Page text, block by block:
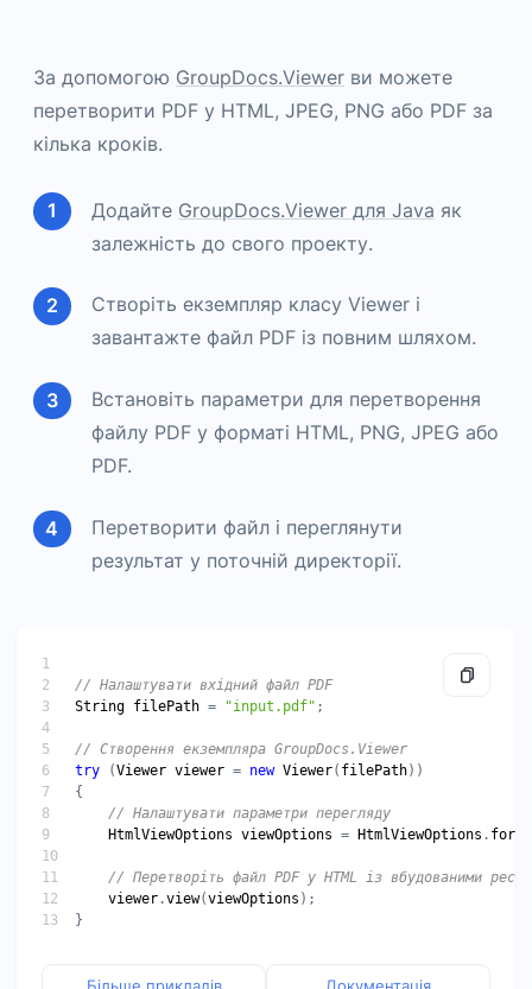
За допомогою GroupDocs.Viewer ви можете
перетворити PDF у HTML, JPEG, PNG або PDF за
кілька кроків.
Додайте GroupDocs.Viewer для Java як
залежність до свого проекту.
Створіть екземпляр класу Viewer і
завантажте файл PDF із повним шляхом.
Встановіть параметри для перетворення
файлу PDF у форматі HTML, PNG, JPEG або
PDF.
Перетворити файл і переглянути
результат у поточній директорії.
String filePath = "input.pdf"
try (Viewer viewer = new Viewer( filePath
HtmlViewOptions viewOptions = HtmlViewOptions .
viewer .view(viewOptions